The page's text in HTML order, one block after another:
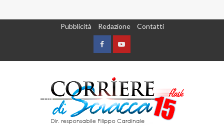
Pubblicità Redazione Contatti
FacebookYountube